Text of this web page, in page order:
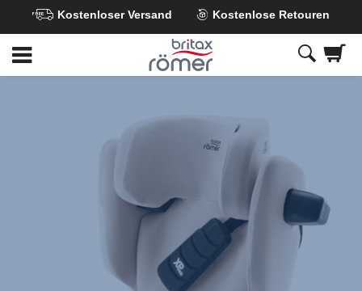
Hauptinhalt
springen
Kostenloser Versand Kostenlose Retouren